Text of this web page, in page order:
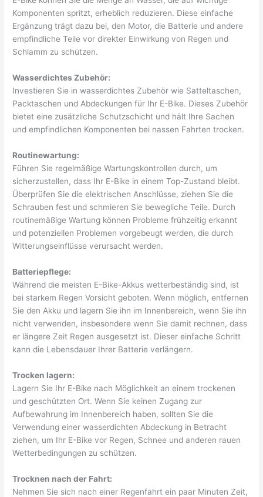
Komponenten spritzt, erheblich reduzieren. Diese einfache
Ergänzung trägt dazu bei, den Motor, die Batterie und andere
empfindliche Teile vor direkter Einwirkung von Regen und
Schlamm zu schützen.
Wasserdichtes Zubehör:
Investieren Sie in wasserdichtes Zubehör wie Satteltaschen,
Packtaschen und Abdeckungen für Ihr E-Bike. Dieses Zubehör
bietet eine zusätzliche Schutzschicht und hält Ihre Sachen
und empfindlichen Komponenten bei nassen Fahrten trocken.
Routinewartung:
Führen Sie regelmäßige Wartungskontrollen durch, um
sicherzustellen, dass Ihr E-Bike in einem Top-Zustand bleibt.
Überprüfen Sie die elektrischen Anschlüsse, ziehen Sie die
Schrauben fest und schmieren Sie bewegliche Teile. Durch
routinemäßige Wartung können Probleme frühzeitig erkannt
und potenziellen Problemen vorgebeugt werden, die durch
Witterungseinflüsse verursacht werden.
Batteriepflege:
Während die meisten E-Bike-Akkus wetterbeständig sind, ist
bei starkem Regen Vorsicht geboten. Wenn möglich, entfernen
Sie den Akku und lagern Sie ihn im Innenbereich, wenn Sie ihn
nicht verwenden, insbesondere wenn Sie damit rechnen, dass
er längere Zeit Regen ausgesetzt ist. Dieser einfache Schritt
kann die Lebensdauer Ihrer Batterie verlängern.
Trocken lagern:
Lagern Sie Ihr E-Bike nach Möglichkeit an einem trockenen
und geschützten Ort. Wenn Sie keinen Zugang zur
Aufbewahrung im Innenbereich haben, sollten Sie die
Verwendung einer wasserdichten Abdeckung in Betracht
ziehen, um Ihr E-Bike vor Regen, Schnee und anderen rauen
Wetterbedingungen zu schützen.
Trocknen nach der Fahrt:
Nehmen Sie sich nach einer Regenfahrt ein paar Minuten Zeit,